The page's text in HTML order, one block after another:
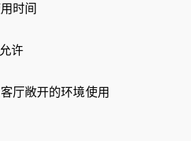
时间
许
厅敞开的环境使用